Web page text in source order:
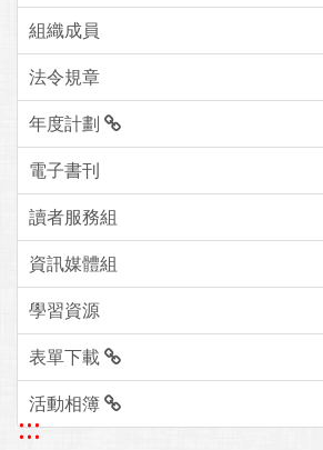
公告訊息
組織成員
法令規章
年度計劃
電子書刊
讀者服務組
資訊媒體組
學習資源
表單下載